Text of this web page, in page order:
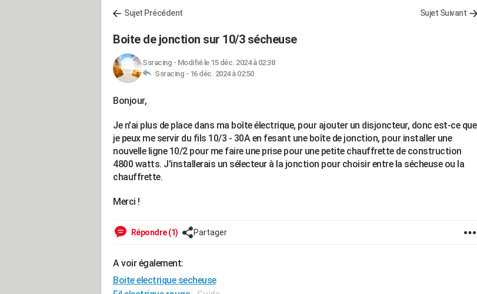
Sujet Précédent Sujet Suivant
Boite de jonction sur 10/3 sécheuse
Ssracing - Modifié le 15 déc. 2024 à 02:38
Ssracing - 16 déc. 2024 à 02:50
Bonjour,
Je n'ai plus de place dans ma boîte électrique, pour ajouter un disjoncteur, donc est-ce que
je peux me servir du fils 10/3 - 30A en fesant une boîte de jonction, pour installer une
nouvelle ligne 10/2 pour me faire une prise pour une petite chauffrette de construction
4800 watts. J'installerais un sélecteur à la jonction pour choisir entre la sécheuse ou la
chauffrette.
Merci !
Répondre (1) Partager
A voir également:
Boite electrique secheuse